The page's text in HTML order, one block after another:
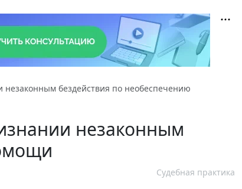
незаконным бездействия по необеспечению
незаконным
Судебная практика